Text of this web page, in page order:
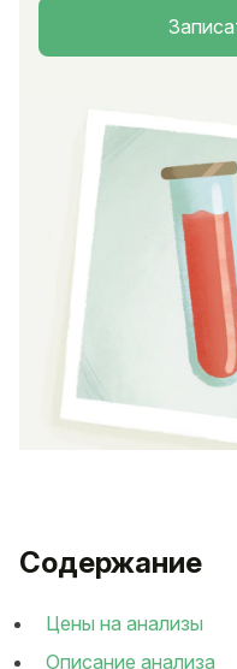
Содержание
Цены на анализы
Описание анализа